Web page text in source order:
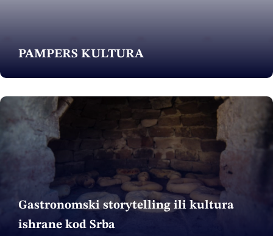
PAMPERS KULTURA
Gastronomski storytelling ili kultura
ishrane kod Srba